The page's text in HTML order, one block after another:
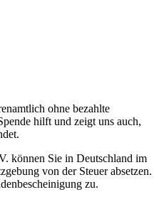
ohne bezahlte
hilft und zeigt uns auch,
können Sie in Deutschland im
von der Steuer absetzen.
zu.